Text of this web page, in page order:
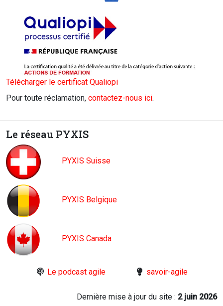
Télécharger le certificat Qualiopi
Pour toute réclamation, contactez-nous ici.
Le réseau PYXIS
PYXIS Suisse
PYXIS Belgique
PYXIS Canada
Le podcast agile savoir-agile
Dernière mise à jour du site : 2 juin 2026